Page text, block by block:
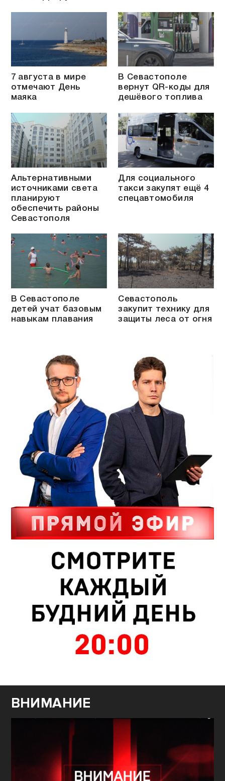
7 августа в мире
отмечают День
маяка
В Севастополе
вернут QR-коды для
дешёвого топлива
Альтернативными
источниками света
планируют
обеспечить районы
Севастополя
Для социального
такси закупят ещё 4
спецавтомобиля
В Севастополе
детей учат базовым
навыкам плавания
Севастополь
закупит технику для
защиты леса от огня
ВНИМАНИЕ